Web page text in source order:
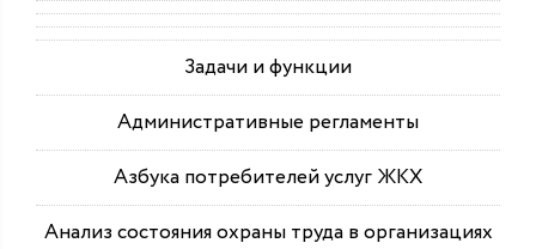
Задачи и функции
Административные регламенты
Азбука потребителей услуг ЖКХ
Анализ состояния охраны труда в организациях